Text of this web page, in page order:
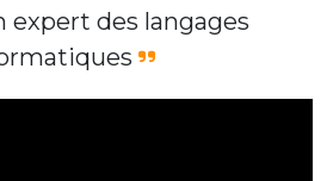
expert des langages